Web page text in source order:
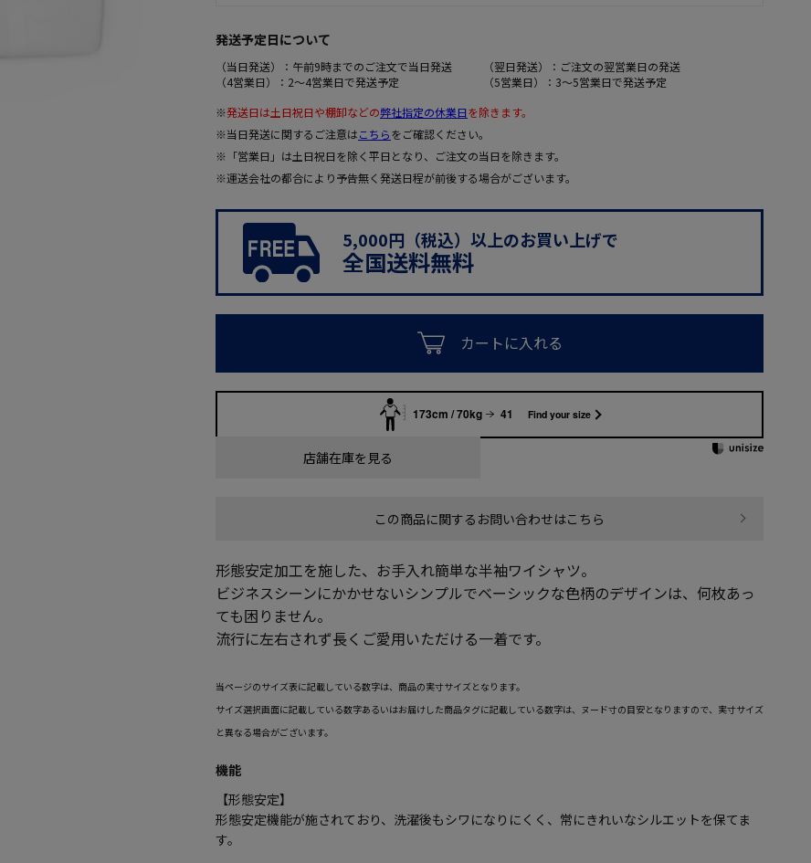
発送予定日について
（当日発送）：午前9時までのご注文で当日発送
（翌日発送）：ご注文の翌営業日の発送
（4営業日）：2～4営業日で発送予定
（5営業日）：3～5営業日で発送予定
※発送日は土日祝日や棚卸などの弊社指定の休業日を除きます。
※当日発送に関するご注意はこちらをご確認ください。
※「営業日」は土日祝日を除く平日となり、ご注文の当日を除きます。
※運送会社の都合により予告無く発送日程が前後する場合がございます。
5,000円（税込）以上のお買い上げで
全国送料無料
カートに入れる
173cm / 70kg 41 Find your size
店舗在庫を見る
この商品に関するお問い合わせはこちら
形態安定加工を施した、お手入れ簡単な半袖ワイシャツ。
ビジネスシーンにかかせないシンプルでベーシックな色柄のデザインは、何枚あっ
ても困りません。
流行に左右されず長くご愛用いただける一着です。
当ページのサイズ表に記載している数字は、商品の実寸サイズとなります。
サイズ選択画面に記載している数字あるいはお届けした商品タグに記載している数字は、ヌード寸の目安となりますので、実寸サイズ
と異なる場合がございます。
機能
【形態安定】
形態安定機能が施されており、洗濯後もシワになりにくく、常にきれいなシルエットを保てま
す。